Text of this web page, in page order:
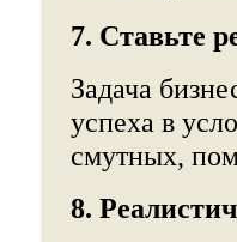
7. Ставьте
Задача
успеха в
смутных,
8.